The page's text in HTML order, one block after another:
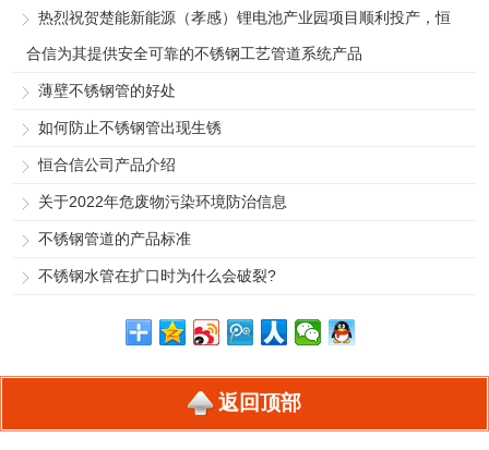
热烈祝贺楚能新能源（孝感）锂电池产业园项目顺利投产，恒
合信为其提供安全可靠的不锈钢工艺管道系统产品
薄壁不锈钢管的好处
如何防止不锈钢管出现生锈
恒合信公司产品介绍
关于2022年危废物污染环境防治信息
不锈钢管道的产品标准
不锈钢水管在扩口时为什么会破裂?
返回顶部